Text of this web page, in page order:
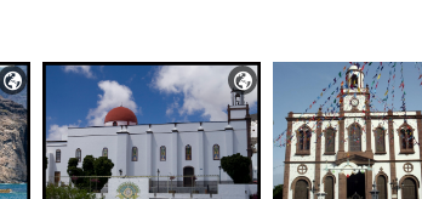
 